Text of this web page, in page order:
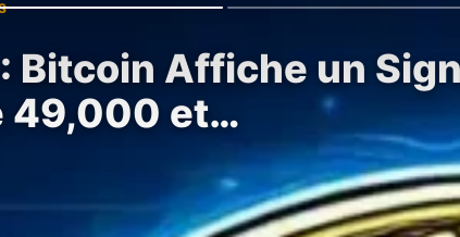
Bitcoin Affiche un
49,000 et…